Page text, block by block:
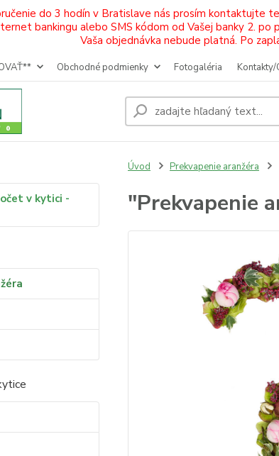
do 3 hodín v Bratislave nás prosím
bankingu alebo SMS kódom od Vašej banky 2.
Vaša objednávka nebude platná. Po
Obchodné podmienky Fotogaléria
v kytici -
Úvod Prekvapenie aranžéra
"Prekvapenie